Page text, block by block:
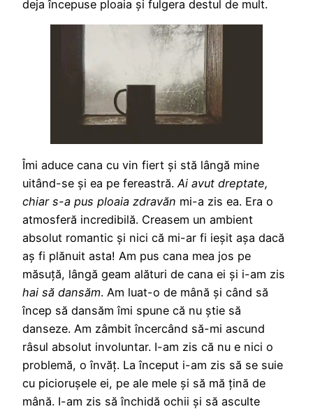
deja începuse ploaia și fulgera destul de mult.
Îmi aduce cana cu vin fiert și stă lângă mine
uitând-se și ea pe fereastră. Ai avut dreptate,
chiar s-a pus ploaia zdravăn mi-a zis ea. Era o
atmosferă incredibilă. Creasem un ambient
absolut romantic și nici că mi-ar fi ieșit așa dacă
aș fi plănuit asta! Am pus cana mea jos pe
măsuță, lângă geam alături de cana ei și i-am zis
hai să dansăm. Am luat-o de mână și când să
încep să dansăm îmi spune că nu știe să
danseze. Am zâmbit încercând să-mi ascund
râsul absolut involuntar. I-am zis că nu e nici o
problemă, o învăț. La început i-am zis să se suie
cu piciorușele ei, pe ale mele și să mă țină de
mână. I-am zis să închidă ochii și să asculte